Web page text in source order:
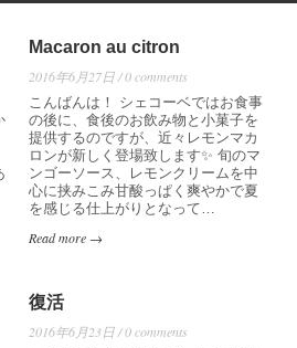
Macaron au citron
2016年6月27日 / 0 comments
こんばんは！ シェコーベではお食事
の後に、食後のお飲み物と小菓子を
提供するのですが、近々レモンマカ
ロンが新しく登場致します✨ 旬のマ
ンゴーソース、レモンクリームを中
心に挟みこみ甘酸っぱく爽やかで夏
を感じる仕上がりとなって…
Read more →
復活
2016年6月23日 / 0 comments